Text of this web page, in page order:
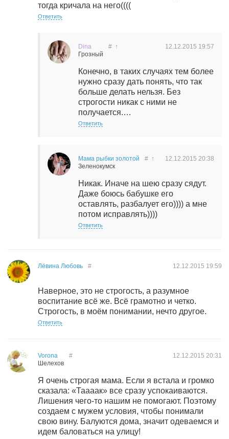
тогда кричала на него((((
Ответить
Dina
Грозный
12.12.2015 19:57
# ↑
Конечно, в таких случаях тем более
нужно сразу дать понять, что так
больше делать нельзя. Без
строгости никак с ними не
получается.…
Ответить
Мама рыбки золотой
Зеленокумск
12.12.2015 20:38
# ↑
Никак. Иначе на шею сразу сядут.
Даже боюсь бабушке его
оставлять, разбалует его)))) а мне
потом исправлять))))
Ответить
Лёвина Любовь 12.12.2015 19:59
#
Наверное, это не строгость, а разумное
воспитание всё же. Всё грамотно и четко.
Строгость, в моём понимании, нечто другое.
Ответить
Vorona
Шелехов
12.12.2015 20:31
#
Я очень строгая мама. Если я встала и громко
сказала: «Таааак» все сразу успокаиваются.
Лишения чего-то нашим не помогают. Поэтому
создаем с мужем условия, чтобы понимали
свою вину. Балуются дома, значит одеваемся и
идем баловаться на улицу!